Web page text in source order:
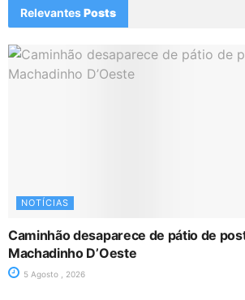
RelevantesPosts
NOTÍCIAS
Caminhão desaparece de pátio de
Machadinho D’Oeste
5 Agosto , 2026